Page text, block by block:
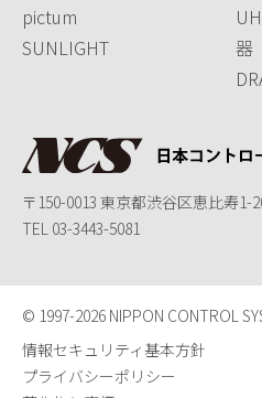
pictum
SUNLIGHT
器
〒150-0013 東京都渋谷区恵比寿1-
TEL 03-3443-5081
© 1997-2026 NIPPON CONTROL
情報セキュリティ基本方針
プライバシーポリシー